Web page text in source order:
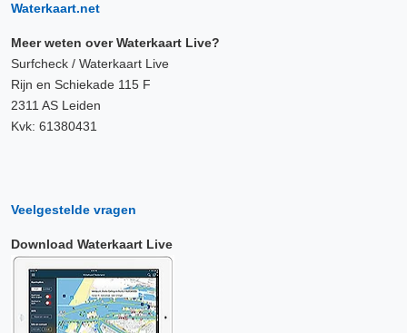
Waterkaart.net
Meer weten over Waterkaart Live?
Surfcheck / Waterkaart Live
Rijn en Schiekade 115 F
2311 AS Leiden
Kvk: 61380431
Veelgestelde vragen
Download Waterkaart Live